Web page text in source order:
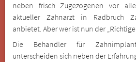
neben frisch Zugezogenen vor
aktueller Zahnarzt in Radbruch
anbietet. Aber wer ist nun der
Die Behandler für
unterscheiden sich neben der